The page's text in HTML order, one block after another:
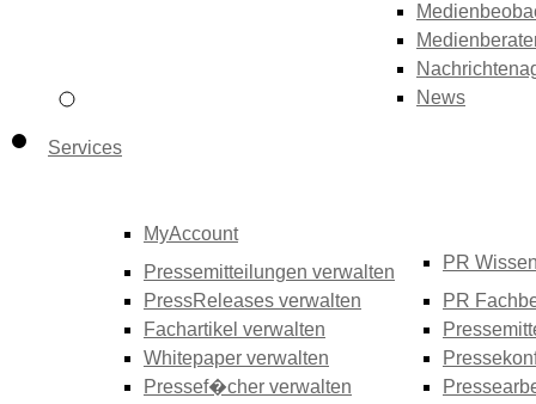
News
Services
MyAccount
Pressemitteilungen verwalten
PressReleases verwalten
Fachartikel verwalten
Whitepaper verwalten
Pressef�cher verwalten
PR
PR